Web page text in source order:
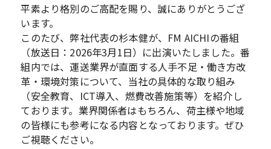
平素より格別のご高配を賜り、誠にありがとうござ
います。
このたび、弊社代表の杉本健が、FM AICHIの番組
（放送日：2026年3月1日）に出演いたしました。番
組内では、運送業界が直面する人手不足・働き方改
革・環境対策について、当社の具体的な取り組み
（安全教育、ICT導入、燃費改善施策等）を紹介し
ております。業界関係者はもちろん、荷主様や地域
の皆様にも参考になる内容となっております。ぜひ
ご視聴ください。